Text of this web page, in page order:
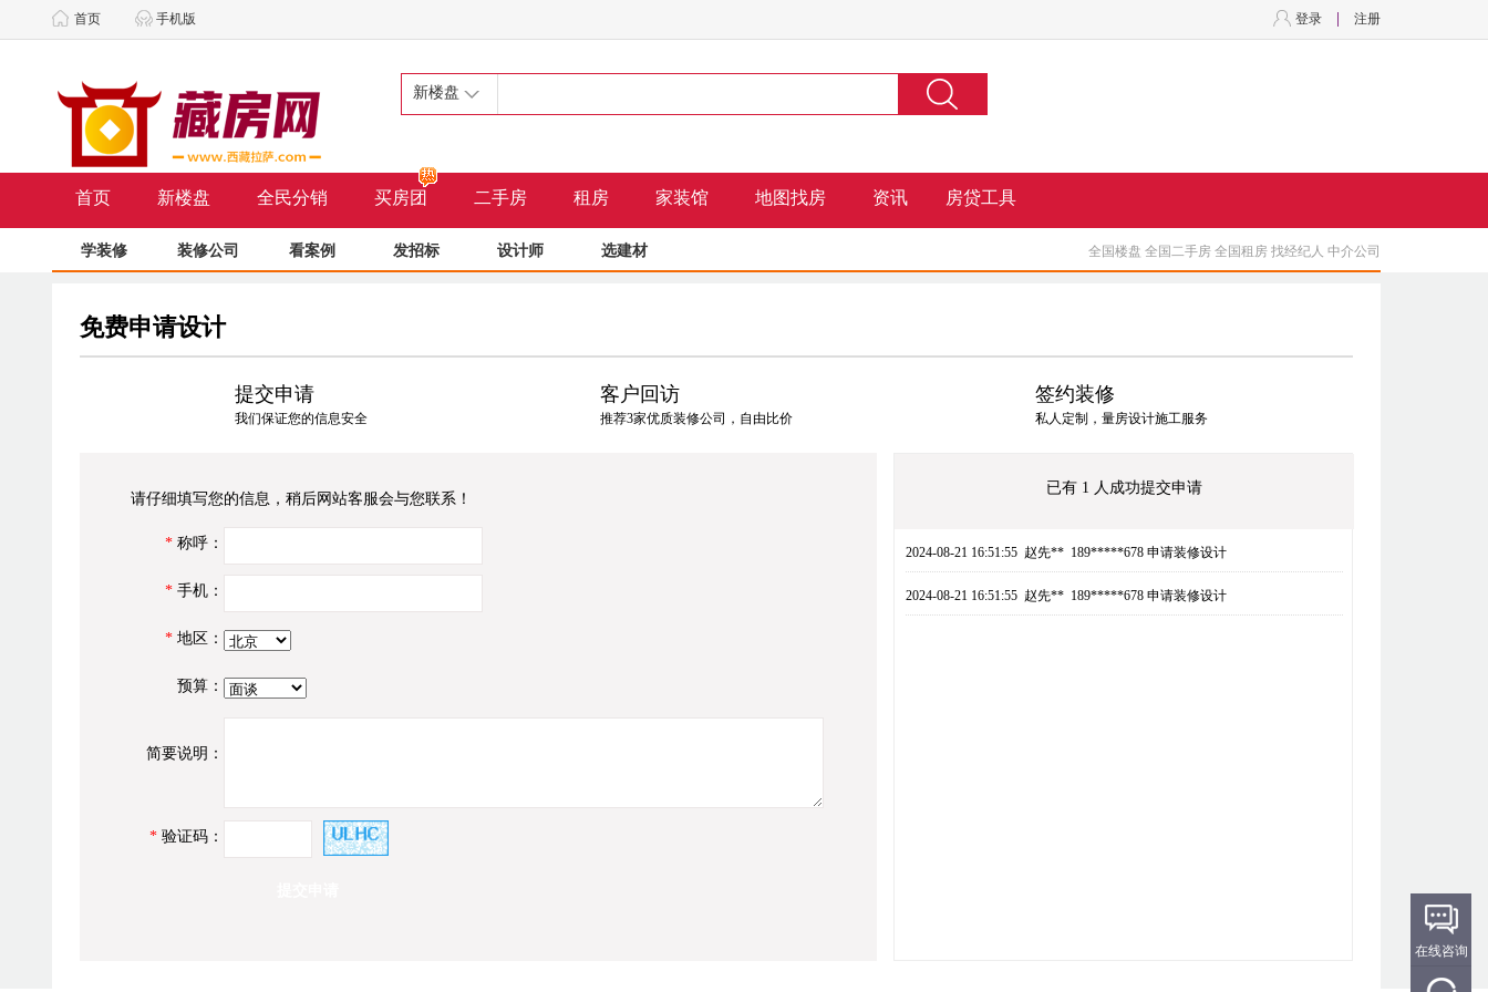
首页 手机版 注册
登录
新楼盘
首页 新楼盘 全民分销 买房团 二手房 租房 家装馆 地图找房 资讯 房贷工具
学装修 装修公司 看案例 发招标 设计师 选建材 全国楼盘 全国二手房 全国租房 找经纪人 中介公司
免费申请设计
提交申请
我们保证您的信息安全
客户回访
推荐3家优质装修公司，自由比价
签约装修
私人定制，量房设计施工服务
请仔细填写您的信息，稍后网站客服会与您联系！
* 称呼：
* 手机：
* 地区：
预算：
简要说明：
* 验证码：
已有 1 人成功提交申请
2024-08-21 16:51:55 赵先** 189*****678 申请装修设计
2024-08-21 16:51:55 赵先** 189*****678 申请装修设计
在线咨询